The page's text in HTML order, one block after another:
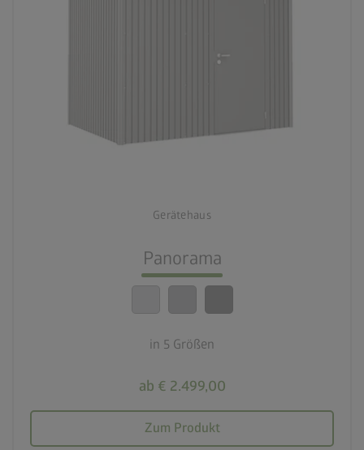
Gerätehaus
Panorama
in 5 Größen
ab € 2.499,00
Zum Produkt
3 Farbvariationen
Beste Sicherheitsstandards
calendar_month